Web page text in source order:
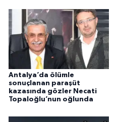
Antalya’da ölümle
sonuçlanan paraşüt
kazasında gözler Necati
Topaloğlu’nun oğlunda